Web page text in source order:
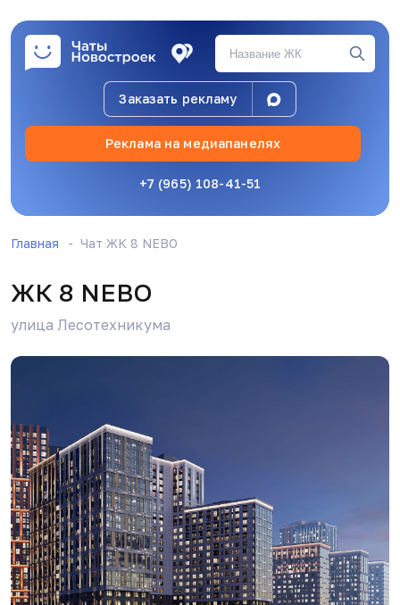
Реклама на медиапанелях
+7 (965) 108-41-51
Заказать рекламу
Главная Чат ЖК 8 NEBO
ЖК 8 NEBO
улица Лесотехникума
Н Николай Ветров 10.04.26, 06:39
Н Николай Ветров
Как считаете какие минусы и плюсы есть у
проекта?
Данил Албаев
Срок сокращен на 11 лет 9 месяцев😂